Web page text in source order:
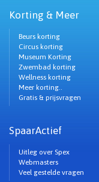
Korting & Meer
Beurs korting
Circus korting
Museum Korting
Zwembad korting
Wellness korting
Meer korting..
Gratis & prijsvragen
SpaarActief
Uitleg over Spex
Webmasters
Veel gestelde vragen